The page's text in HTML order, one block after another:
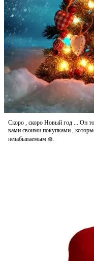
Скоро , скоро Новый год ... Он
вами своими покупками ,
незабываемым ❄️.